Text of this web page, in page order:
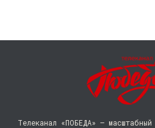
Телеканал «ПОБЕДА» —